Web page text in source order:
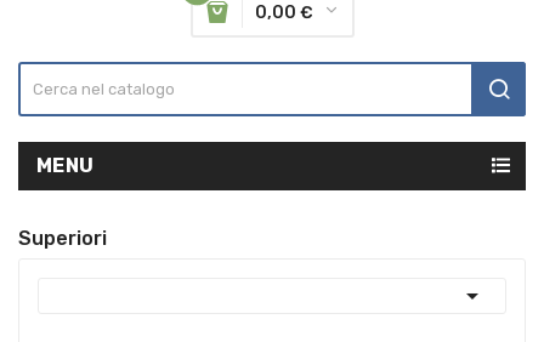
0,00 €
MENU
Superiori
